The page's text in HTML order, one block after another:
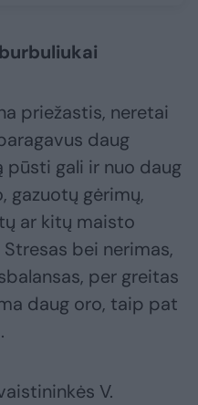
priežastis, neretai
daug
pūsti gali ir nuo daug
gazuotų gėrimų,
ar kitų maisto
bei nerimas,
per greitas
daug oro, taip pat
V.